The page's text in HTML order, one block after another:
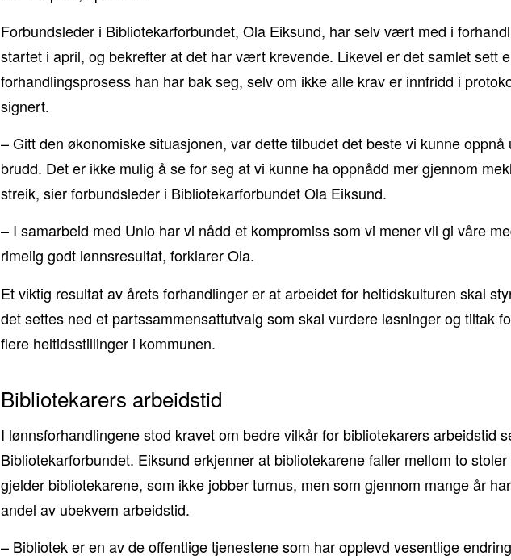
Forbundsleder i Bibliotekarforbundet, Ola Eiksund, har selv vært med i
startet i april, og bekrefter at det har vært krevende. Likevel er det samlet sett
forhandlingsprosess han har bak seg, selv om ikke alle krav er innfridd i
signert.
– Gitt den økonomiske situasjonen, var dette tilbudet det beste vi kunne oppnå
brudd. Det er ikke mulig å se for seg at vi kunne ha oppnådd mer gjennom
streik, sier forbundsleder i Bibliotekarforbundet Ola Eiksund.
– I samarbeid med Unio har vi nådd et kompromiss som vi mener vil gi våre
rimelig godt lønnsresultat, forklarer Ola.
Et viktig resultat av årets forhandlinger er at arbeidet for heltidskulturen skal
det settes ned et partssammensattutvalg som skal vurdere løsninger og tiltak
flere heltidsstillinger i kommunen.
Bibliotekarers arbeidstid
I lønnsforhandlingene stod kravet om bedre vilkår for bibliotekarers arbeidstid
Bibliotekarforbundet. Eiksund erkjenner at bibliotekarene faller mellom to
gjelder bibliotekarene, som ikke jobber turnus, men som gjennom mange år
andel av ubekvem arbeidstid.
– Bibliotek er en av de offentlige tjenestene som har opplevd vesentlige